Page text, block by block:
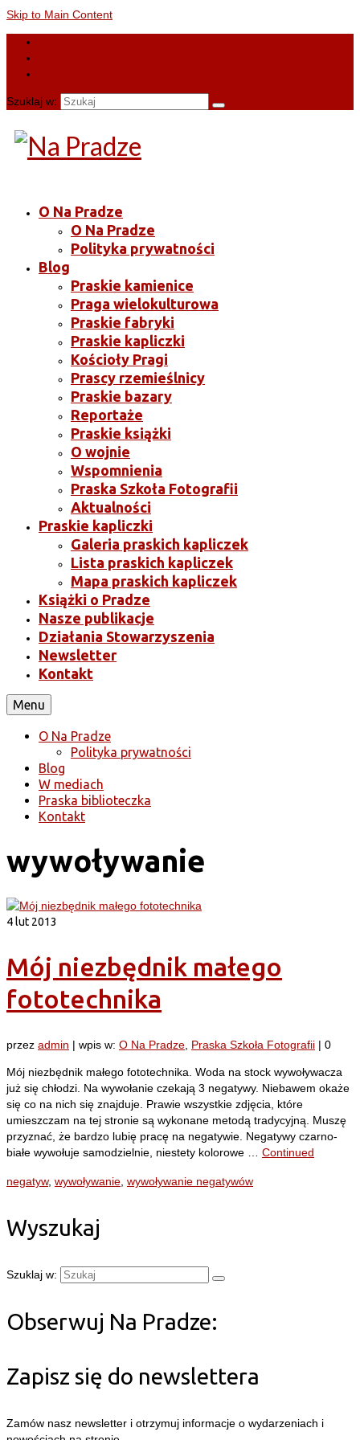
Skip to Main Content
Szuklaj w:
O Na Pradze
O Na Pradze
Polityka prywatności
Blog
Praskie kamienice
Praga wielokulturowa
Praskie fabryki
Praskie kapliczki
Kościoły Pragi
Prascy rzemieślnicy
Praskie bazary
Reportaże
Praskie książki
O wojnie
Wspomnienia
Praska Szkoła Fotografii
Aktualności
Praskie kapliczki
Galeria praskich kapliczek
Lista praskich kapliczek
Mapa praskich kapliczek
Książki o Pradze
Nasze publikacje
Działania Stowarzyszenia
Newsletter
Kontakt
Menu
O Na Pradze
Polityka prywatności
Blog
W mediach
Praska biblioteczka
Kontakt
wywoływanie
4lut 2013
Mój niezbędnik małego
fototechnika
przez admin | wpis w: O Na Pradze Praska Szkoła Fotografii | 0
Mój niezbędnik małego fototechnika. Woda na stock wywoływacza
już się chłodzi. Na wywołanie czekają 3 negatywy. Niebawem okaże
się co na nich się znajduje. Prawie wszystkie zdjęcia, które
umieszczam na tej stronie są wykonane metodą tradycyjną. Muszę
przyznać, że bardzo lubię pracę na negatywie. Negatywy czarno-
białe wywołuje samodzielnie, niestety kolorowe … Continued
negatyw, wywoływanie wywoływanie negatywów
Wyszukaj
Szuklaj w:
Obserwuj Na Pradze:
Zapisz się do newslettera
Zamów nasz newsletter i otrzymuj informacje o wydarzeniach i